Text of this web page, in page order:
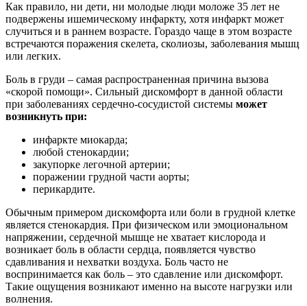
Как правило, ни дети, ни молодые люди моложе 35 лет не
подвержены ишемическому инфаркту, хотя инфаркт может
случиться и в раннем возрасте. Гораздо чаще в этом возрасте
встречаются поражения скелета, сколиозы, заболевания мышц
или легких.
Боль в груди – самая распространенная причина вызова
«скорой помощи». Сильный дискомфорт в данной области
при заболеваниях сердечно-сосудистой системы может
возникнуть при:
инфаркте миокарда;
любой стенокардии;
закупорке легочной артерии;
поражении грудной части аорты;
перикардите.
Обычным примером дискомфорта или боли в грудной клетке
является стенокардия. При физическом или эмоциональном
напряжении, сердечной мышце не хватает кислорода и
возникает боль в области сердца, появляется чувство
сдавливания и нехватки воздуха. Боль часто не
воспринимается как боль – это сдавление или дискомфорт.
Такие ощущения возникают именно на высоте нагрузки или
волнения.